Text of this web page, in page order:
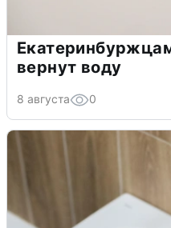
вернут воду
8 августа 0